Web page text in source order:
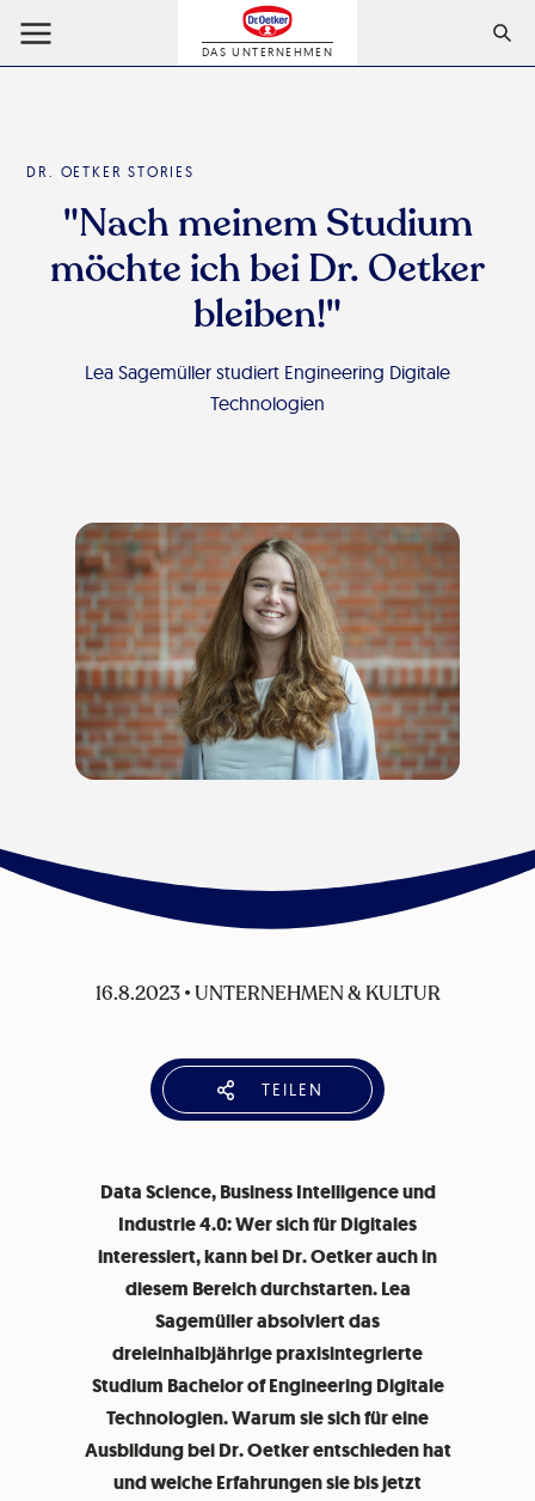
DAS UNTERNEHMEN
DR. OETKER STORIES
"Nach meinem Studium
möchte ich bei Dr. Oetker
bleiben!"
Lea Sagemüller studiert Engineering Digitale
Technologien
16.8.2023•UNTERNEHMEN & KULTUR
TEILEN
Data Science, Business Intelligence und
Industrie 4.0: Wer sich für Digitales
interessiert, kann bei Dr. Oetker auch in
diesem Bereich durchstarten. Lea
Sagemüller absolviert das
dreieinhalbjährige praxisintegrierte
Studium Bachelor of Engineering Digitale
Technologien. Warum sie sich für eine
Ausbildung bei Dr. Oetker entschieden hat
und welche Erfahrungen sie bis jetzt